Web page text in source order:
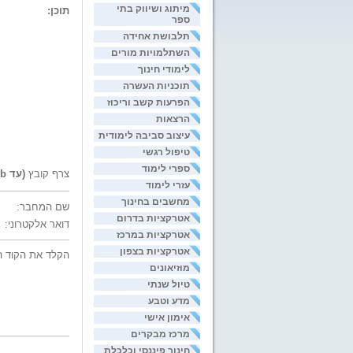
מיתוג ושיווק בתי
ספר
תלבושת אחידה
השתלמויות מורים
לימודי חינוך
תוכניות העשרה
הפרעות קשב וריכוז
הרצאות
עיצוב סביבה לימודית
טיפול רגשי
ספרי לימוד
עזרי לימוד
מחשבים בחינוך
אטרקציות בדרום
אטרקציות במרכז
אטרקציות בצפון
מוזיאונים
טיול שנתי
מדע וטבע
אימון אישי
מרכז מבקרים
חינוך פיננסי וכלכלת
תוכן:
צרף קובץ(עד 200kb)
שם המחבר:
דואר אלקטרוני:
הקלד את הקוד